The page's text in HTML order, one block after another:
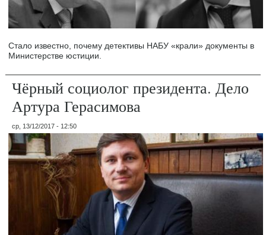
Стало известно, почему детективы НАБУ «крали» документы в
Министерстве юстиции.
Чёрный социолог президента. Дело
Артура Герасимова
ср, 13/12/2017 - 12:50